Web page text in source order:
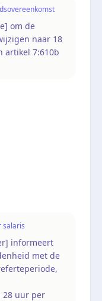
om de
naar 18
artikel 7:610b
salaris
informeert
met de
28 uur per